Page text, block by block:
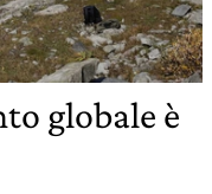
globale è